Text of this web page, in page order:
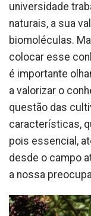
universidade
naturais, a sua
biomoléculas.
colocar esse
é importante
a valorizar o
questão das
características,
pois essencial,
desde o campo
a nossa